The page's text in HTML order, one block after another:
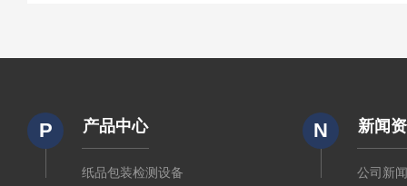
P 产品中心
纸品包装检测设备
N 新闻
公司新